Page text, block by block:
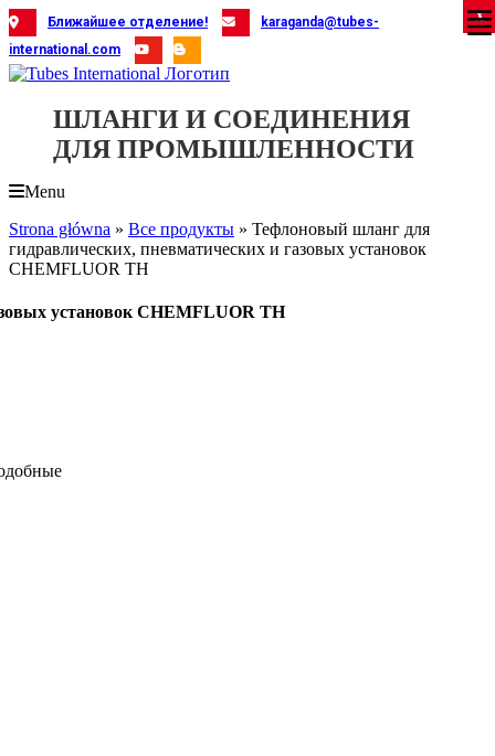
Skip
to
content
Ближайшее отделение!
karaganda@tubes-
international.com
ШЛАНГИ И СОЕДИНЕНИЯ
ДЛЯ ПРОМЫШЛЕННОСТИ
Menu
Strona główna » Все продукты » Тефлоновый шланг для
гидравлических, пневматических и газовых установок
CHEMFLUOR TH
установок CHEMFLUOR TH
X
X
X
X
X
X
X
X
X
X
X
X
X
X
X
X
X
X
X